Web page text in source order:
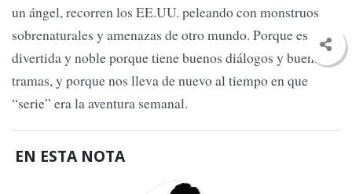
un ángel, recorren los EE.UU. peleando con monstruos
sobrenaturales y amenazas de otro mundo. Porque es
divertida y noble porque tiene buenos diálogos y buenas
tramas, y porque nos lleva de nuevo al tiempo en que
“serie” era la aventura semanal.
EN ESTA NOTA